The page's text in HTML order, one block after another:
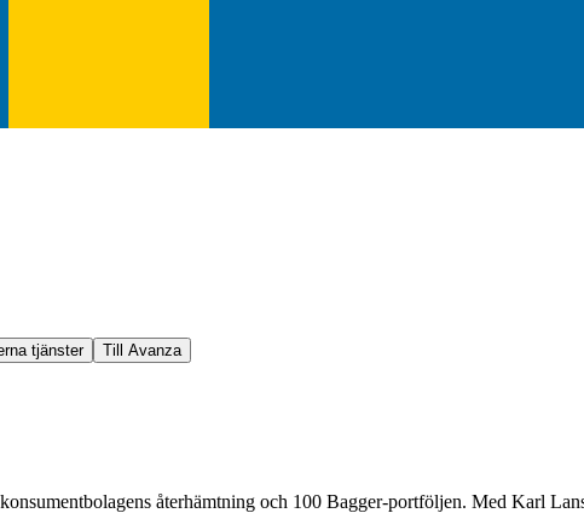
tjänster
Till Avanza
återhämtning och 100 Bagger-portföljen. Med Karl